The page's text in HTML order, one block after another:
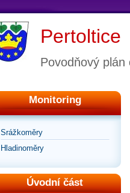
Pertoltice
Povodňový plán
Monitoring
Srážkoměry
Hladinoměry
Úvodní část